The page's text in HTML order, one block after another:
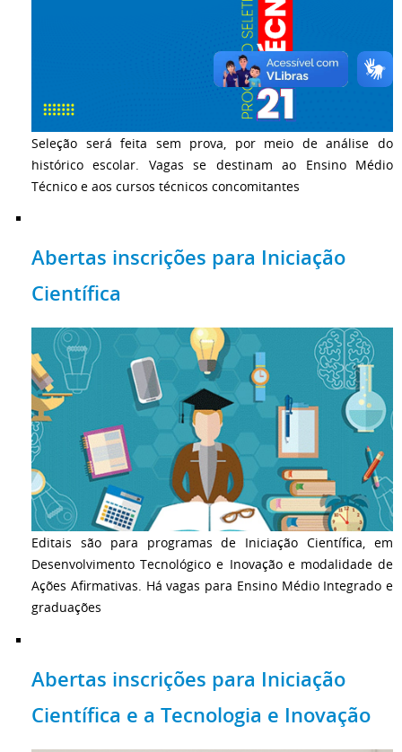
Seleção será feita sem prova, por meio de análise do
histórico escolar. Vagas se destinam ao Ensino Médio
Técnico e aos cursos técnicos concomitantes
Abertas inscrições para Iniciação
Científica
Editais são para programas de Iniciação Científica, em
Desenvolvimento Tecnológico e Inovação e modalidade de
Ações Afirmativas. Há vagas para Ensino Médio Integrado e
graduações
Abertas inscrições para Iniciação
Científica e a Tecnologia e Inovação